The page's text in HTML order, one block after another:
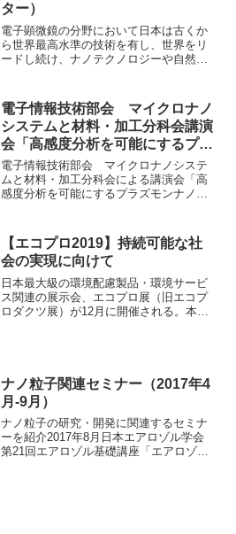
ター）
電子顕微鏡の分野において日本は古くか
ら世界最高水準の技術を有し、世界をリ
ードし続け、ナノテクノロジーや自然科
はじめとするナノ材料の研究、実用化が
世界トップ水準なのも、こ...
電子情報技術部会 マイクロナノ
システムと材料・加工分科会講演
会「高感度分析を可能にするプラ
ズモンナノ材料最前線」
電子情報技術部会 マイクロナノシステ
ムと材料・加工分科会による講演会「高
感度分析を可能にするプラズモンナノ材
年1月16日（木） 14：00～18：10場所：
新化学...
【エコプロ2019】持続可能な社
会の実現に向けて
日本最大級の環境配慮製品・環境サービ
ス関連の展示会、エコプロ展（旧エコプ
ロダクツ展）が12月に開催される。本展
ナノ粒子関連セミナー（2017年4
月-9月）
ナノ粒子の研究・開発に関連するセミナ
ーを紹介2017年8月日本エアロゾル学会
第21回エアロゾル基礎講座「エアロゾル